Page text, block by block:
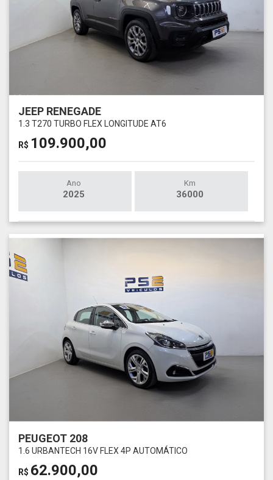
JEEP RENEGADE
1.3 T270 TURBO FLEX LONGITUDE AT6
R$ 109.900,00
Ano
2025
Km
36000
PEUGEOT 208
1.6 URBANTECH 16V FLEX 4P AUTOMÁTICO
R$ 62.900,00